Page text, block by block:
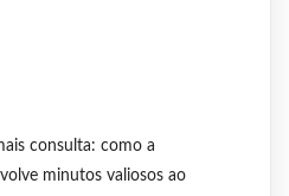
consulta: como a
minutos valiosos ao